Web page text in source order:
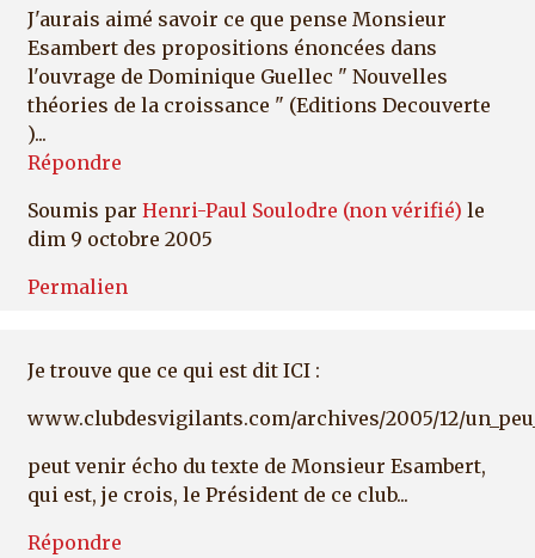
J'aurais aimé savoir ce que pense Monsieur
Esambert des propositions énoncées dans
l'ouvrage de Dominique Guellec " Nouvelles
théories de la croissance " (Editions Decouverte
)...
Répondre
Soumis par Henri-Paul Soulodre (non vérifié) le
dim 9 octobre 2005
Permalien
Je trouve que ce qui est dit ICI :
www.clubdesvigilants.com/archives/2005/12/
peut venir écho du texte de Monsieur Esambert,
qui est, je crois, le Président de ce club...
Répondre